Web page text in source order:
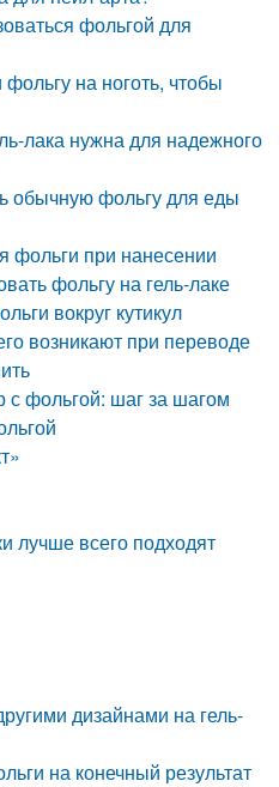
фольгой для
на ноготь, чтобы
лака нужна для надежного
обычную фольгу для еды
фольги при нанесении
фольгу на гель-лаке
вокруг кутикул
возникают при переводе
с фольгой: шаг за шагом
лучше всего подходят
дизайнами на гель-
на конечный результат